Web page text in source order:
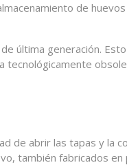
de
última generación.
tecnológicamente
de abrir las tapas y la
también fabricados en